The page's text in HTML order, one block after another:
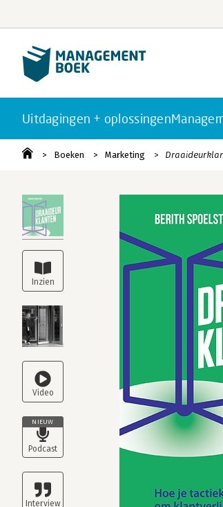
Uitdagingen + oplossingen
Boeken Marketing
NIEUW